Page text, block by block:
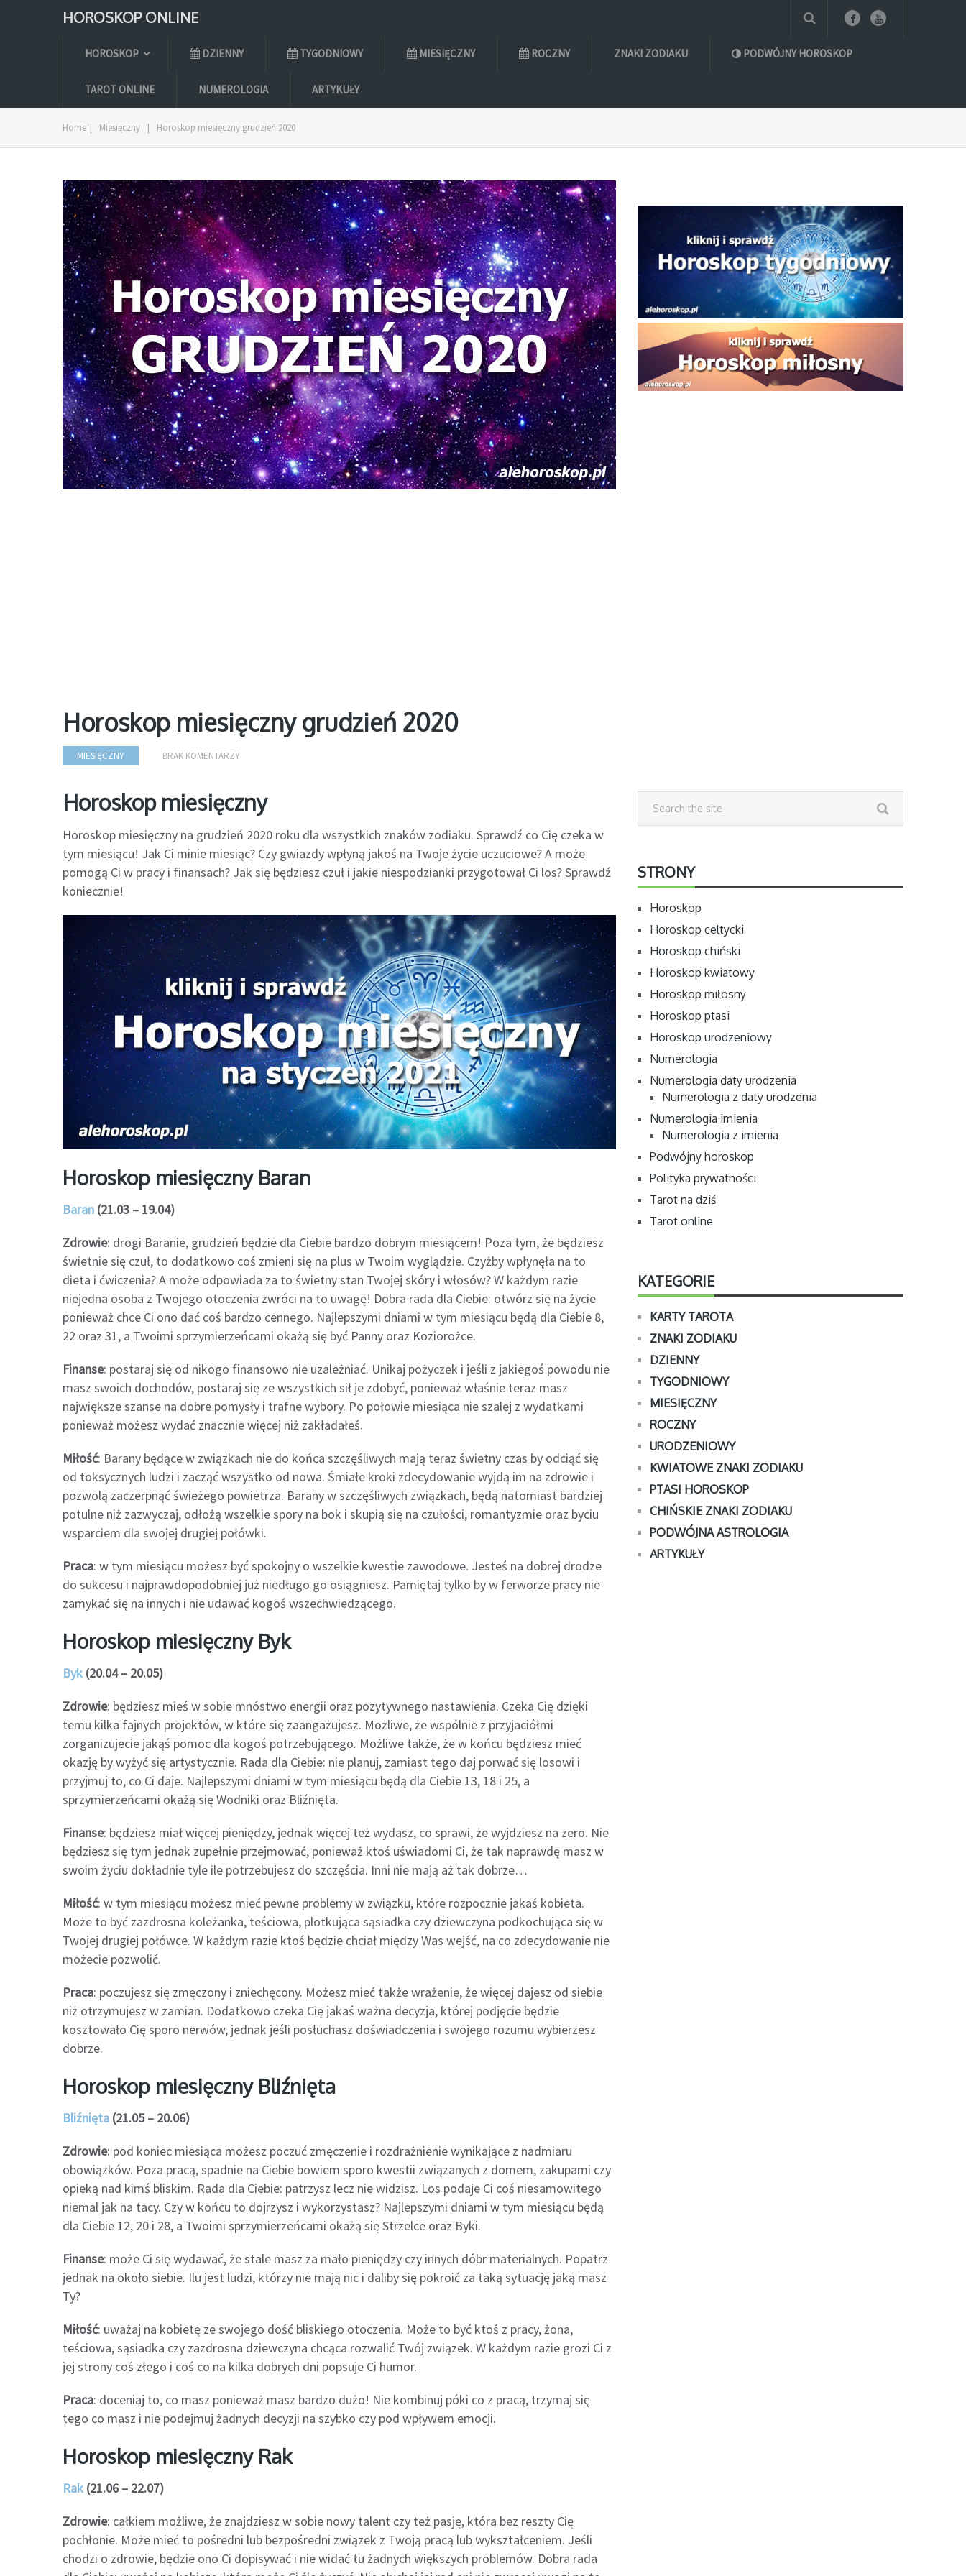
HOROSKOP ONLINE
HOROSKOP DZIENNY TYGODNIOWY MIESIĘCZNY ROCZNY ZNAKI ZODIAKU PODWÓJNY HOROSKOP
TAROT ONLINE NUMEROLOGIA ARTYKUŁY
Home | Miesięczny | Horoskop miesięczny grudzień 2020
Horoskop miesięczny grudzień 2020
MIESIĘCZNY BRAK KOMENTARZY
Horoskop miesięczny
Horoskop miesięczny na grudzień 2020 roku dla wszystkich znaków zodiaku. Sprawdź co Cię czeka w
tym miesiącu! Jak Ci minie miesiąc? Czy gwiazdy wpłyną jakoś na Twoje życie uczuciowe? A może
pomogą Ci w pracy i finansach? Jak się będziesz czuł i jakie niespodzianki przygotował Ci los? Sprawdź
koniecznie!
Horoskop miesięczny Baran
Baran (21.03 – 19.04)
Zdrowie: drogi Baranie, grudzień będzie dla Ciebie bardzo dobrym miesiącem! Poza tym, że będziesz
świetnie się czuł, to dodatkowo coś zmieni się na plus w Twoim wyglądzie. Czyżby wpłynęła na to
dieta i ćwiczenia? A może odpowiada za to świetny stan Twojej skóry i włosów? W każdym razie
niejedna osoba z Twojego otoczenia zwróci na to uwagę! Dobra rada dla Ciebie: otwórz się na życie
ponieważ chce Ci ono dać coś bardzo cennego. Najlepszymi dniami w tym miesiącu będą dla Ciebie 8,
22 oraz 31, a Twoimi sprzymierzeńcami okażą się być Panny oraz Koziorożce.
Finanse: postaraj się od nikogo finansowo nie uzależniać. Unikaj pożyczek i jeśli z jakiegoś powodu nie
masz swoich dochodów, postaraj się ze wszystkich sił je zdobyć, ponieważ właśnie teraz masz
największe szanse na dobre pomysły i trafne wybory. Po połowie miesiąca nie szalej z wydatkami
ponieważ możesz wydać znacznie więcej niż zakładałeś.
Miłość: Barany będące w związkach nie do końca szczęśliwych mają teraz świetny czas by odciąć się
od toksycznych ludzi i zacząć wszystko od nowa. Śmiałe kroki zdecydowanie wyjdą im na zdrowie i
pozwolą zaczerpnąć świeżego powietrza. Barany w szczęśliwych związkach, będą natomiast bardziej
potulne niż zazwyczaj, odłożą wszelkie spory na bok i skupią się na czułości, romantyzmie oraz byciu
wsparciem dla swojej drugiej połówki.
Praca: w tym miesiącu możesz być spokojny o wszelkie kwestie zawodowe. Jesteś na dobrej drodze
do sukcesu i najprawdopodobniej już niedługo go osiągniesz. Pamiętaj tylko by w ferworze pracy nie
zamykać się na innych i nie udawać kogoś wszechwiedzącego.
Horoskop miesięczny Byk
Byk (20.04 – 20.05)
Zdrowie: będziesz mieś w sobie mnóstwo energii oraz pozytywnego nastawienia. Czeka Cię dzięki
temu kilka fajnych projektów, w które się zaangażujesz. Możliwe, że wspólnie z przyjaciółmi
zorganizujecie jakąś pomoc dla kogoś potrzebującego. Możliwe także, że w końcu będziesz mieć
okazję by wyżyć się artystycznie. Rada dla Ciebie: nie planuj, zamiast tego daj porwać się losowi i
przyjmuj to, co Ci daje. Najlepszymi dniami w tym miesiącu będą dla Ciebie 13, 18 i 25, a
sprzymierzeńcami okażą się Wodniki oraz Bliźnięta.
Finanse: będziesz miał więcej pieniędzy, jednak więcej też wydasz, co sprawi, że wyjdziesz na zero. Nie
będziesz się tym jednak zupełnie przejmować, ponieważ ktoś uświadomi Ci, że tak naprawdę masz w
swoim życiu dokładnie tyle ile potrzebujesz do szczęścia. Inni nie mają aż tak dobrze…
Miłość: w tym miesiącu możesz mieć pewne problemy w związku, które rozpocznie jakaś kobieta.
Może to być zazdrosna koleżanka, teściowa, plotkująca sąsiadka czy dziewczyna podkochująca się w
Twojej drugiej połówce. W każdym razie ktoś będzie chciał między Was wejść, na co zdecydowanie nie
możecie pozwolić.
Praca: poczujesz się zmęczony i zniechęcony. Możesz mieć także wrażenie, że więcej dajesz od siebie
niż otrzymujesz w zamian. Dodatkowo czeka Cię jakaś ważna decyzja, której podjęcie będzie
kosztowało Cię sporo nerwów, jednak jeśli posłuchasz doświadczenia i swojego rozumu wybierzesz
dobrze.
Horoskop miesięczny Bliźnięta
Bliźnięta (21.05 – 20.06)
Zdrowie: pod koniec miesiąca możesz poczuć zmęczenie i rozdrażnienie wynikające z nadmiaru
obowiązków. Poza pracą, spadnie na Ciebie bowiem sporo kwestii związanych z domem, zakupami czy
opieką nad kimś bliskim. Rada dla Ciebie: patrzysz lecz nie widzisz. Los podaje Ci coś niesamowitego
niemal jak na tacy. Czy w końcu to dojrzysz i wykorzystasz? Najlepszymi dniami w tym miesiącu będą
dla Ciebie 12, 20 i 28, a Twoimi sprzymierzeńcami okażą się Strzelce oraz Byki.
Finanse: może Ci się wydawać, że stale masz za mało pieniędzy czy innych dóbr materialnych. Popatrz
jednak na około siebie. Ilu jest ludzi, którzy nie mają nic i daliby się pokroić za taką sytuację jaką masz
Ty?
Miłość: uważaj na kobietę ze swojego dość bliskiego otoczenia. Może to być ktoś z pracy, żona,
teściowa, sąsiadka czy zazdrosna dziewczyna chcąca rozwalić Twój związek. W każdym razie grozi Ci z
jej strony coś złego i coś co na kilka dobrych dni popsuje Ci humor.
Praca: doceniaj to, co masz ponieważ masz bardzo dużo! Nie kombinuj póki co z pracą, trzymaj się
tego co masz i nie podejmuj żadnych decyzji na szybko czy pod wpływem emocji.
Horoskop miesięczny Rak
Rak (21.06 – 22.07)
Zdrowie: całkiem możliwe, że znajdziesz w sobie nowy talent czy też pasję, która bez reszty Cię
pochłonie. Może mieć to pośredni lub bezpośredni związek z Twoją pracą lub wykształceniem. Jeśli
chodzi o zdrowie, będzie ono Ci dopisywać i nie widać tu żadnych większych problemów. Dobra rada
STRONY
Horoskop
Horoskop celtycki
Horoskop chiński
Horoskop kwiatowy
Horoskop miłosny
Horoskop ptasi
Horoskop urodzeniowy
Numerologia
Numerologia daty urodzenia
Numerologia z daty urodzenia
Numerologia imienia
Numerologia z imienia
Podwójny horoskop
Polityka prywatności
Tarot na dziś
Tarot online
KATEGORIE
KARTY TAROTA
ZNAKI ZODIAKU
DZIENNY
TYGODNIOWY
MIESIĘCZNY
ROCZNY
URODZENIOWY
KWIATOWE ZNAKI ZODIAKU
PTASI HOROSKOP
CHIŃSKIE ZNAKI ZODIAKU
PODWÓJNA ASTROLOGIA
ARTYKUŁY